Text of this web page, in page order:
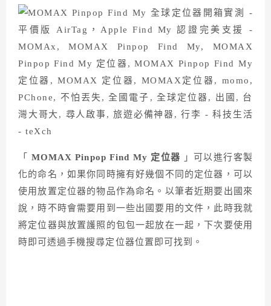
「 MOMAX Pinpop Find My 定位器 」可以進行客製
化的命名，如果你同時擁有好幾個不同的定位器，可以
使用放置定位器的物品作為命名。以筆者近期要出國來
說，時不時會需要用到一些出國要用的文件，此時我就
將定位器與放置護照的包包一起放在一起，下次要使用
時即可透過手機搜尋定位器位置即可找到。